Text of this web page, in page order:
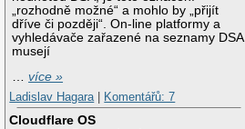
„rozhodně možné“ a mohlo by „přijít
dříve či později“. On-line platformy a
vyhledávače zařazené na seznamy DSA
musejí
…více »
Ladislav Hagara
Komentářů: 7
Cloudflare OS